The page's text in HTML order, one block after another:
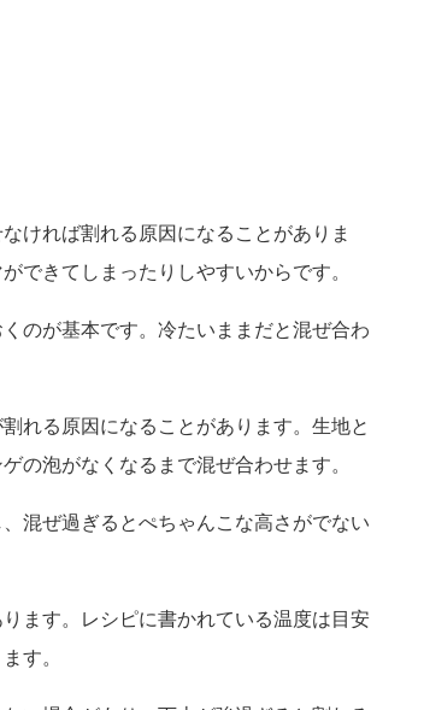
ければ割れる原因になることがありま
できてしまったりしやすいからです。
のが基本です。冷たいままだと混ぜ合わ
れる原因になることがあります。生地と
の泡がなくなるまで混ぜ合わせます。
混ぜ過ぎるとぺちゃんこな高さがでない
ます。レシピに書かれている温度は目安
す。